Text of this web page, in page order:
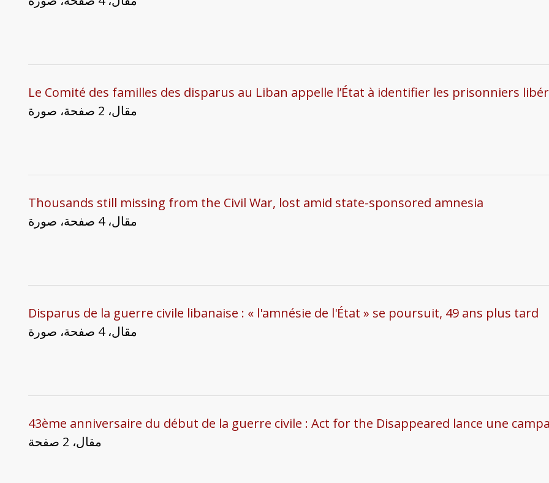
Le Comité des familles des disparus au Liban appelle l’État à identifier les prisonniers
مقال، 2 صفحة، صورة
Thousands still missing from the Civil War, lost amid state-sponsored amnesia
مقال، 4 صفحة، صورة
Disparus de la guerre civile libanaise : « l'amnésie de l'État » se poursuit, 49 ans plus tard
مقال، 4 صفحة، صورة
43ème anniversaire du début de la guerre civile : Act for the Disappeared lance une
مقال، 2 صفحة